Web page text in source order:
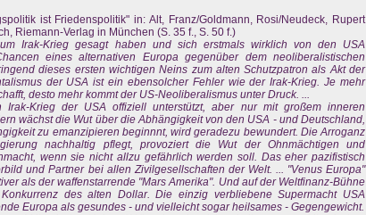
ist Friedenspolitik" in: Alt, Franz/Goldmann, Rosi/Neudeck, Rupert
Riemann-Verlag in München (S. 35 f., S. 50 f.)
Irak-Krieg gesagt haben und sich erstmals wirklich von den USA
eines alternativen Europa gegenüber dem neoliberalistischen
dieses ersten wichtigen Neins zum alten Schutzpatron als Akt der
der USA ist ein ebensolcher Fehler wie der Irak-Krieg. Je mehr
desto mehr kommt der US-Neoliberalismus unter Druck. ...
Krieg der USA offiziell unterstützt, aber nur mit großem inneren
wächst die Wut über die Abhängigkeit von den USA - und Deutschland,
zu emanzipieren beginnnt, wird geradezu bewundert. Die Arroganz
nachhaltig pflegt, provoziert die Wut der Ohnmächtigen und
wenn sie nicht allzu gefährlich werden soll. Das eher pazifistisch
und Partner bei allen Zivilgesellschaften der Welt. ... "Venus Europa"
als der waffenstarrende "Mars Amerika". Und auf der Weltfinanz-Bühne
des alten Dollar. Die einzig verbliebene Supermacht USA
Europa als gesundes - und vielleicht sogar heilsames - Gegengewicht.